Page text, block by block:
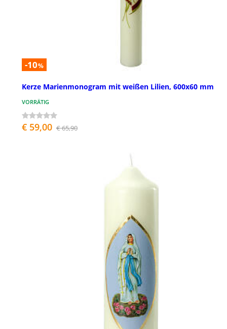
-10%
Kerze Marienmonogram mit weißen Lilien, 600x60 mm
VORRÄTIG
€ 59,00 € 65,90